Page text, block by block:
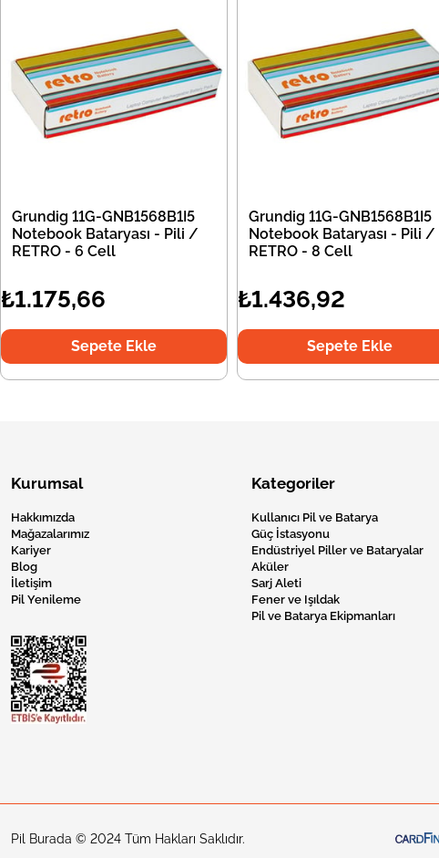
Grundig 11G-GNB1568B1I5
Notebook Bataryası - Pili /
RETRO - 6 Cell
₺1.175,66
Sepete Ekle
Grundig 11G-GNB1568B1I5
Notebook Bataryası - Pili /
RETRO - 8 Cell
₺1.436,92
Sepete Ekle
Kurumsal
Hakkımızda
Mağazalarımız
Kariyer
Blog
İletişim
Pil Yenileme
Kategoriler
Kullanıcı Pil ve Batarya
Güç İstasyonu
Endüstriyel Piller ve Bataryalar
Aküler
Sarj Aleti
Fener ve Işıldak
Pil ve Batarya Ekipmanları
Pil Burada © 2024 Tüm Hakları Saklıdır.